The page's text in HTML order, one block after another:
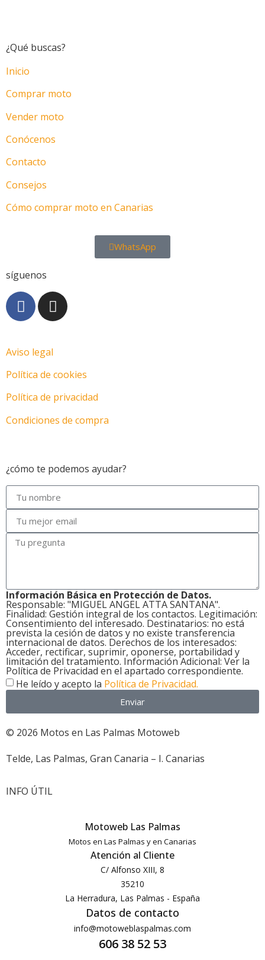
¿Qué buscas?
Inicio
Comprar moto
Vender moto
Conócenos
Contacto
Consejos
Cómo comprar moto en Canarias
WhatsApp
síguenos
Aviso legal
Política de cookies
Política de privacidad
Condiciones de compra
¿cómo te podemos ayudar?
Información Básica en Protección de Datos.
Responsable: "MIGUEL ANGEL ATTA SANTANA".
Finalidad: Gestión integral de los contactos. Legitimación:
Consentimiento del interesado. Destinatarios: no está
prevista la cesión de datos y no existe transferencia
internacional de datos. Derechos de los interesados:
Acceder, rectificar, suprimir, oponerse, portabilidad y
limitación del tratamiento. Información Adicional: Ver la
Política de Privacidad en el apartado correspondiente.
He leído y acepto la Política de Privacidad.
Enviar
© 2026 Motos en Las Palmas Motoweb
Telde, Las Palmas, Gran Canaria – I. Canarias
INFO ÚTIL
Motoweb Las Palmas
Motos en Las Palmas y en Canarias
Atención al Cliente
C/ Alfonso XIII, 8
35210
La Herradura, Las Palmas - España
Datos de contacto
info@motoweblaspalmas.com
606 38 52 53